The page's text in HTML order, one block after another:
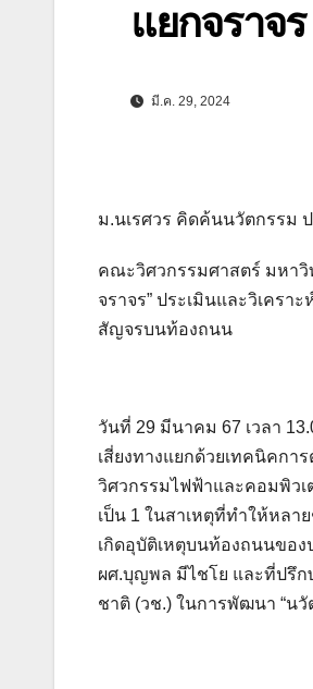
แยกจราจ
มี.ค. 29, 2024
ม.นเรศวร คิดค้นนวัตกรรม
คณะวิศวกรรมศาสตร์ มหาวิ
จราจร” ประเมินและวิเคร
สัญจรบนท้องถนน
วันที่ 29 มีนาคม 67 เวลา
เสี่ยงทางแยกด้วยเทคนิคกา
วิศวกรรมไฟฟ้าและคอมพิวเ
เป็น 1 ในสาเหตุที่ทำให้หลา
เกิดอุบัติเหตุบนท้องถนนขอ
ผศ.บุญพล มีไชโย และที่ปรึก
ชาติ (วช.) ในการพัฒนา “นวั